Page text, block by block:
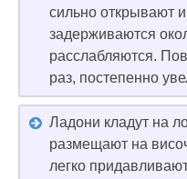
сильно открывают
задерживаются
расслабляются.
раз, постепенно
Ладони кладут на
размещают на
легко